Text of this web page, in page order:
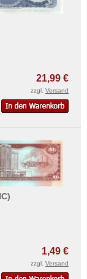
21,99 €
zzgl. Versand
1,49 €
zzgl. Versand